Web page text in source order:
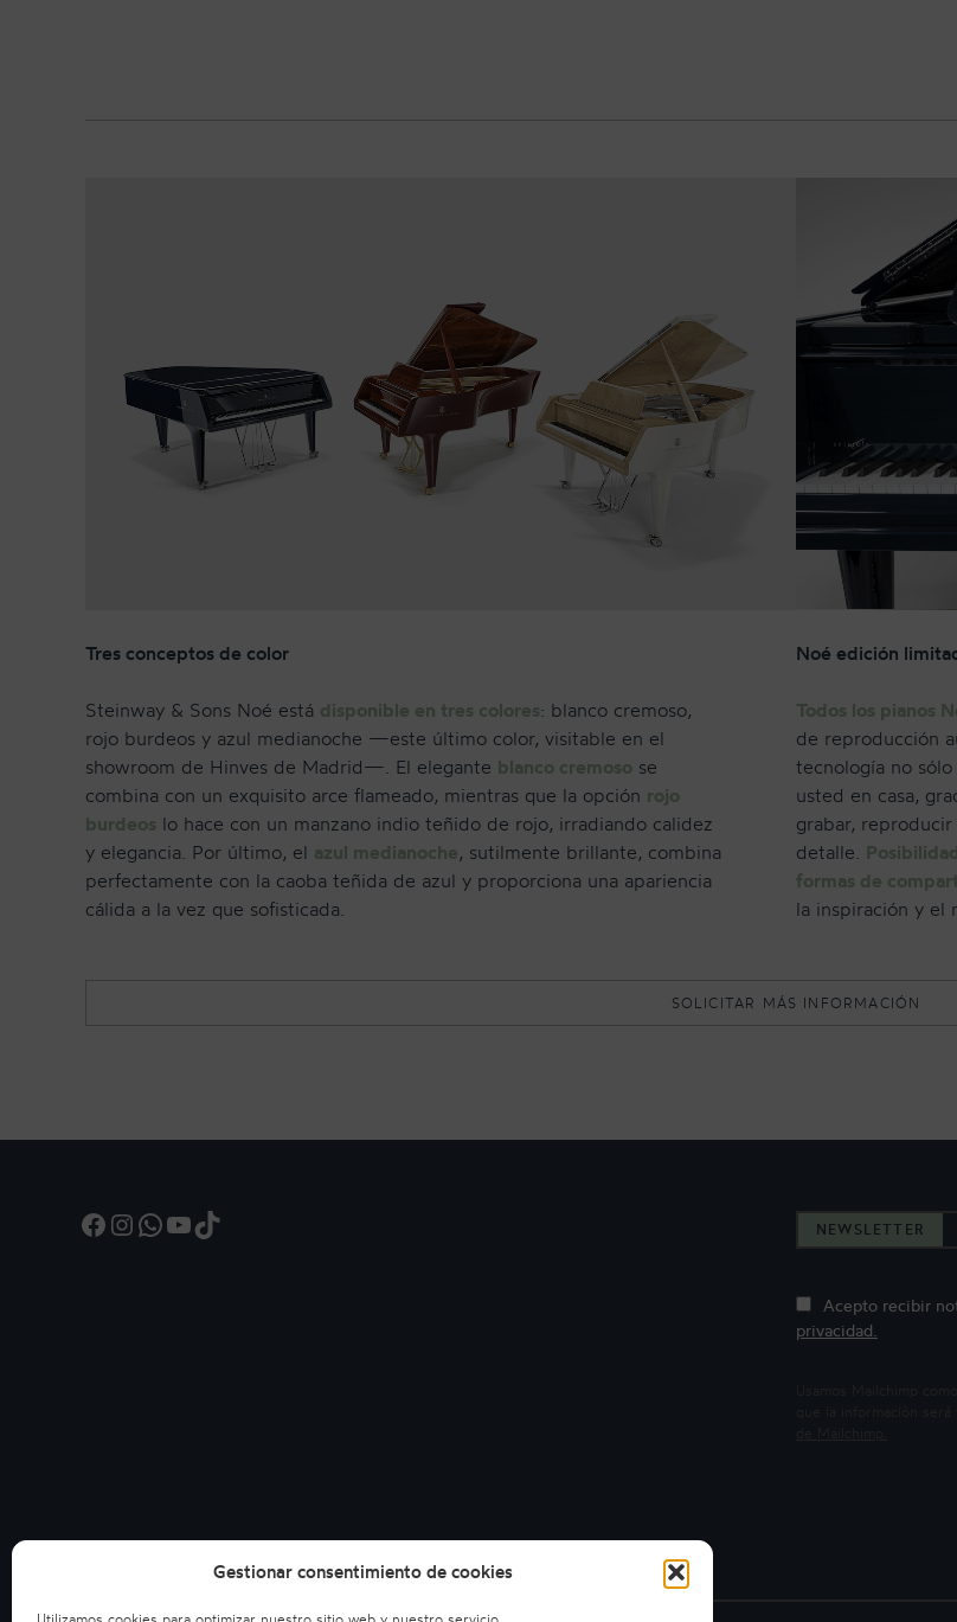
Gestionar consentimiento de cookies
Tres conceptos de color
Steinway & Sons Noé está disponible en tres colores: blanco cremoso,
rojo burdeos y azul medianoche —este último color, visitable en el
showroom de Hinves de Madrid—. El elegante blanco cremoso se
combina con un exquisito arce flameado, mientras que la opción rojo
burdeos lo hace con un manzano indio teñido de rojo, irradiando calidez
y elegancia. Por último, el azul medianoche, sutilmente brillante, combina
perfectamente con la caoba teñida de azul y proporciona una apariencia
cálida a la vez que sofisticada.
Noé edición
Todos los pianos
de reproducción
tecnología no
usted en casa,
grabar,
detalle.
formas de
la inspiración y el
SOLICITAR MÁS INFORMACIÓN
Facebook InstagramWhatsApp YouTube TikTok NEWSLETTER
Acepto recibir
privacidad.